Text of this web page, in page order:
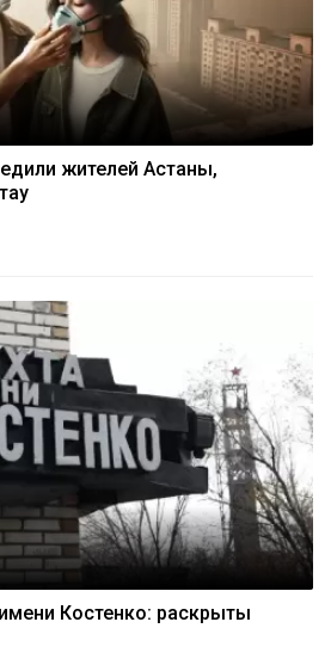
жителей Астаны,
Костенко: раскрыты